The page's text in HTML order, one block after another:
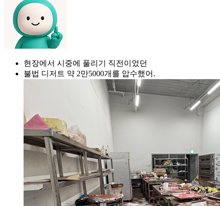
현장에서 시중에 풀리기 직전이었던
불법 디저트 약 2만5000개를 압수했어.